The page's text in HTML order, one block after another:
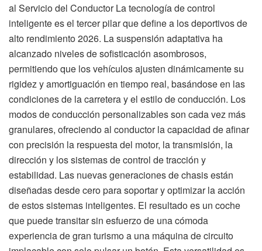
al Servicio del Conductor La tecnología de control
inteligente es el tercer pilar que define a los deportivos de
alto rendimiento 2026. La suspensión adaptativa ha
alcanzado niveles de sofisticación asombrosos,
permitiendo que los vehículos ajusten dinámicamente su
rigidez y amortiguación en tiempo real, basándose en las
condiciones de la carretera y el estilo de conducción. Los
modos de conducción personalizables son cada vez más
granulares, ofreciendo al conductor la capacidad de afinar
con precisión la respuesta del motor, la transmisión, la
dirección y los sistemas de control de tracción y
estabilidad. Las nuevas generaciones de chasis están
diseñadas desde cero para soportar y optimizar la acción
de estos sistemas inteligentes. El resultado es un coche
que puede transitar sin esfuerzo de una cómoda
experiencia de gran turismo a una máquina de circuito